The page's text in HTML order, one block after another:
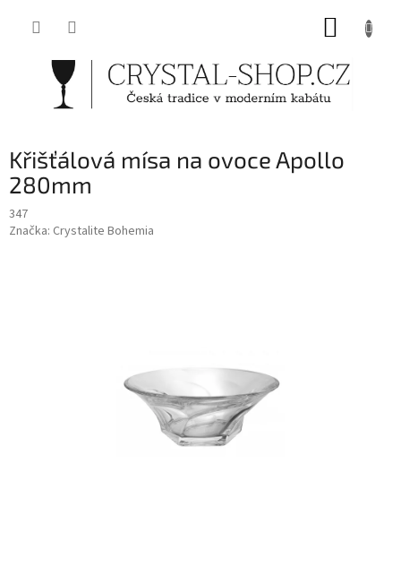
Křišťálová mísa na ovoce Apollo
280mm
347
Značka: Crystalite Bohemia